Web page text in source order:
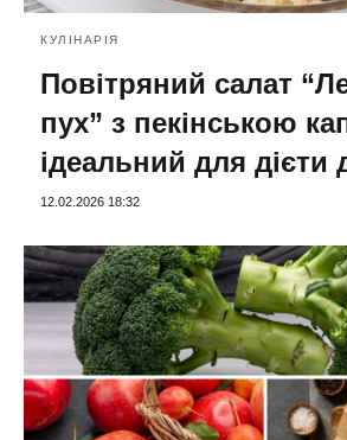
КУЛІНАРІЯ
Повітряний салат
пух” з пекінською
ідеальний для дієти
12.02.2026 18:32